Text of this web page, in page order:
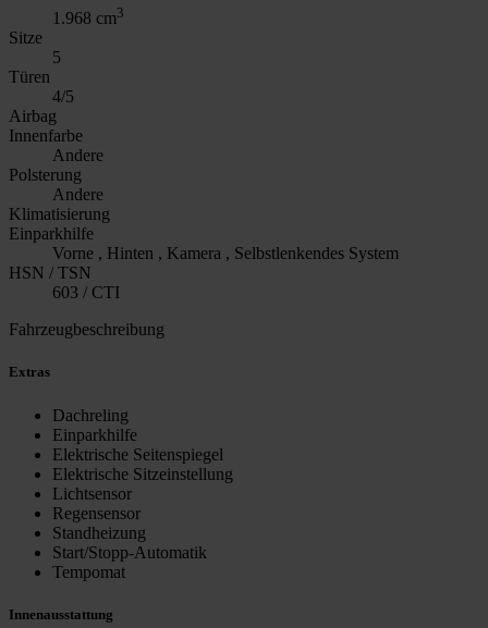
1.968 cm3
Sitze
5
Türen
4/5
Airbag
Innenfarbe
Andere
Polsterung
Andere
Klimatisierung
Einparkhilfe
Vorne , Hinten , Kamera , Selbstlenkendes System
HSN / TSN
603 / CTI
Fahrzeugbeschreibung
Extras
Dachreling
Einparkhilfe
Elektrische Seitenspiegel
Elektrische Sitzeinstellung
Lichtsensor
Regensensor
Standheizung
Start/Stopp-Automatik
Tempomat
Innenausstattung